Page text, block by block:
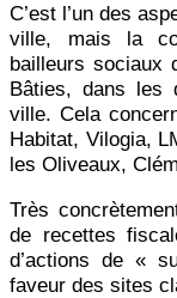
C’est l’un des
ville, mais la
bailleurs sociaux
Bâties, dans les
ville. Cela
Habitat, Vilogia,
les Oliveaux,
Très
de recettes
d’actions de «
faveur des sites